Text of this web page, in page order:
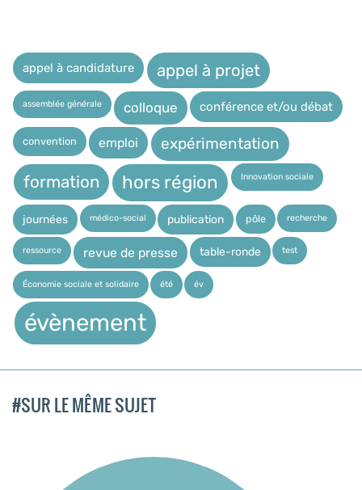
appel à candidature appel à projet
assemblée générale colloque conférence et/ou débat
convention emploi expérimentation
formation hors région Innovation sociale
journées médico-social publication pôle recherche
ressource revue de presse table-ronde test
Économie sociale et solidaire été év
évènement
#SUR LE MÊME SUJET